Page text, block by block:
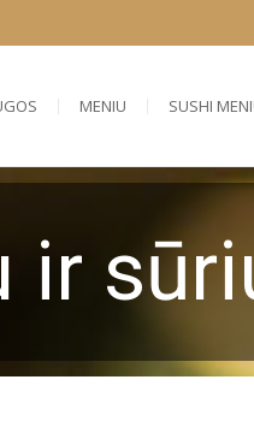
MENIU SUSHI
ir